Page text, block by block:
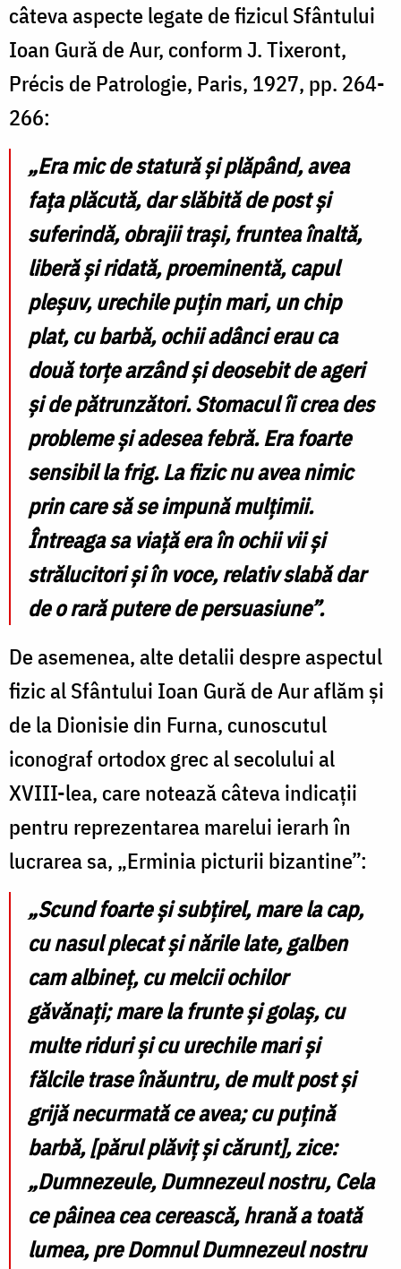
câteva aspecte legate de fizicul Sfântului
Ioan Gură de Aur, conform J. Tixeront,
Précis de Patrologie, Paris, 1927, pp. 264-
266:
„Era mic de statură şi plăpând, avea
faţa plăcută, dar slăbită de post şi
suferindă, obrajii traşi, fruntea înaltă,
liberă şi ridată, proeminentă, capul
pleşuv, urechile puţin mari, un chip
plat, cu barbă, ochii adânci erau ca
două torţe arzând şi deosebit de ageri
şi de pătrunzători. Stomacul îi crea des
probleme şi adesea febră. Era foarte
sensibil la frig. La fizic nu avea nimic
prin care să se impună mulţimii.
Întreaga sa viaţă era în ochii vii şi
strălucitori şi în voce, relativ slabă dar
de o rară putere de persuasiune”.
De asemenea, alte detalii despre aspectul
fizic al Sfântului Ioan Gură de Aur aflăm și
de la Dionisie din Furna, cunoscutul
iconograf ortodox grec al secolului al
XVIII-lea, care notează câteva indicații
pentru reprezentarea marelui ierarh în
lucrarea sa, „Erminia picturii bizantine”:
„Scund foarte și subțirel, mare la cap,
cu nasul plecat și nările late, galben
cam albineț, cu melcii ochilor
găvănați; mare la frunte și golaș, cu
multe riduri și cu urechile mari și
fălcile trase înăuntru, de mult post și
grijă necurmată ce avea; cu puțină
barbă, [părul plăviț și cărunt], zice:
„Dumnezeule, Dumnezeul nostru, Cela
ce pâinea cea cerească, hrană a toată
lumea, pre Domnul Dumnezeul nostru